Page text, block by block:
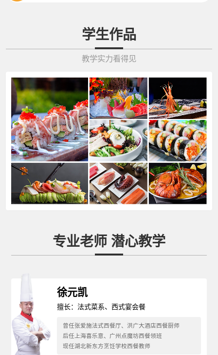
学生作品
教学实力看得见
专业老师 潜心教学
徐元凯
擅长：法式菜系、西式宴会餐
曾任张爱施法式西餐厅、洪广大酒店西餐厨师
后任上海喜乐意、广州点魔坊西餐领班
现任湖北新东方烹饪学校西餐教师